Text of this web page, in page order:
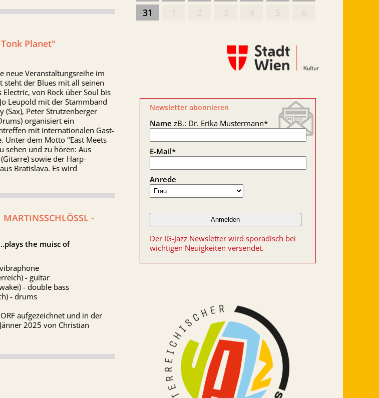
Planet"
neue Veranstaltungsreihe im
der Blues mit all seinen
Electric, von Rock über Soul bis
Leupold mit der Stammband
(Sax), Peter Strutzenberger
organisiert ein
mit internationalen Gast-
Unter dem Motto "East Meets
sehen und zu hören: Aus
sowie der Harp-
Bratislava. Es wird
-
the muisc of
- guitar
- double bass
- drums
aufgezeichnet und in der
2025 von Christian
31
Newsletter abonnieren
Name zB.: Dr. Erika Mustermann*
E-Mail*
Anrede
Der IG-Jazz Newsletter wird sporadisch bei
wichtigen Neuigkeiten versendet.